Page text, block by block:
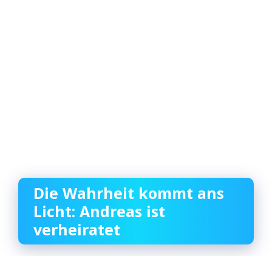
Die Wahrheit kommt ans
Licht: Andreas ist
verheiratet